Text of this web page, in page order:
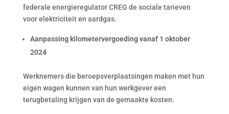
federale energieregulator CREG de sociale tarieven
voor elektriciteit en aardgas.
Aanpassing kilometervergoeding vanaf 1 oktober
2024
Werknemers die beroepsverplaatsingen maken met hun
eigen wagen kunnen van hun werkgever een
terugbetaling krijgen van de gemaakte kosten.